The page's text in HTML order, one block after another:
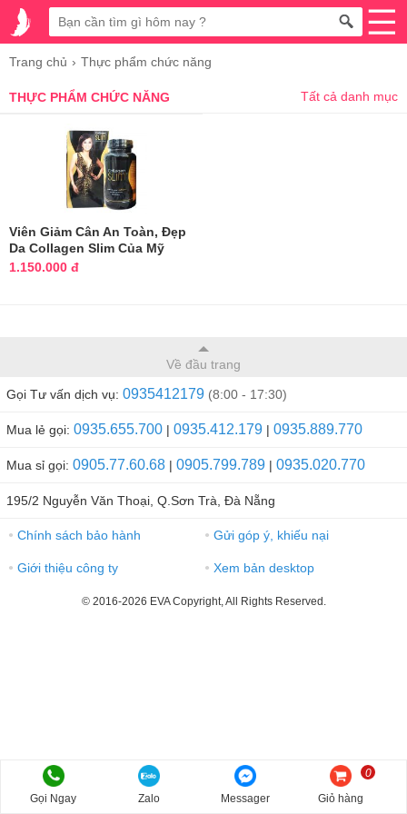
Trang chủ Thực phẩm chức năng
THỰC PHẨM CHỨC NĂNG Tất cả danh mục
Viên Giảm Cân An Toàn, Đẹp
Da Collagen Slim Của Mỹ
1.150.000 đ
Về đầu trang
Gọi Tư vấn dịch vụ: 0935412179 (8:00 - 17:30)
Mua lẻ gọi: 0935.655.700 | 0935.412.179 | 0935.889.770
Mua sỉ gọi: 0905.77.60.68 | 0905.799.789 | 0935.020.770
195/2 Nguyễn Văn Thoại, Q.Sơn Trà, Đà Nẵng
● Chính sách bảo hành ● Gửi góp ý, khiếu nại
● Giới thiệu công ty ● Xem bản desktop
© 2016-2026 EVA Copyright, All Rights Reserved.
Gọi Ngay Zalo Messager Giỏ hàng
0